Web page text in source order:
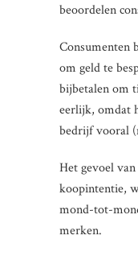
beoordelen
Consumenten
om geld te
bijbetalen om
eerlijk, omdat
bedrijf vooral
Het gevoel
koopintentie,
mond-tot-
merken.